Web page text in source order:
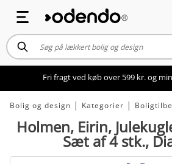
Fri fragt ved køb over 599 kr. og
Bolig og design Kategorier
Holmen, Eirin,
Sæt af 4 stk.,